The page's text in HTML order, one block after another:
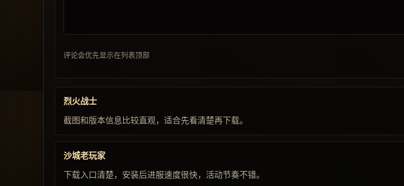
评论会优先显示在列表顶部
烈火战士
截图和版本信息比较直观，适合先看清楚再下载。
沙城老玩家
下载入口清楚，安装后进服速度很快，活动节奏不错。